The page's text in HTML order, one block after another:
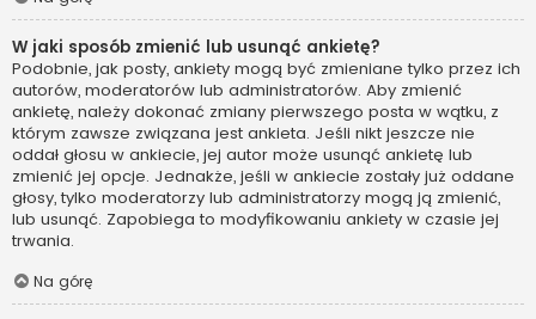
W jaki sposób zmienić lub usunąć ankietę?
Podobnie, jak posty, ankiety mogą być zmieniane tylko przez ich
autorów, moderatorów lub administratorów. Aby zmienić
ankietę, należy dokonać zmiany pierwszego posta w wątku, z
którym zawsze związana jest ankieta. Jeśli nikt jeszcze nie
oddał głosu w ankiecie, jej autor może usunąć ankietę lub
zmienić jej opcje. Jednakże, jeśli w ankiecie zostały już oddane
głosy, tylko moderatorzy lub administratorzy mogą ją zmienić,
lub usunąć. Zapobiega to modyfikowaniu ankiety w czasie jej
trwania.
Na górę